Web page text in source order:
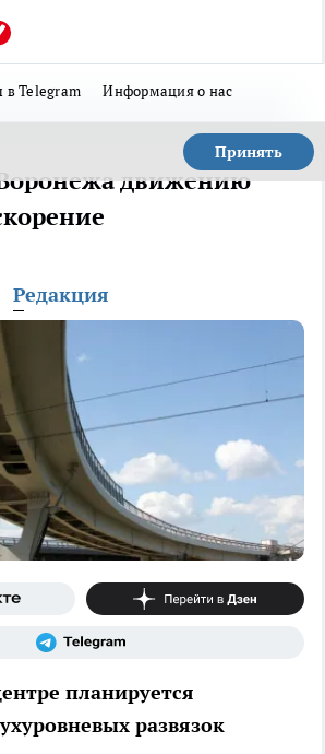
Telegram Информация о нас
Принять
движению
Редакция
планируется
развязок